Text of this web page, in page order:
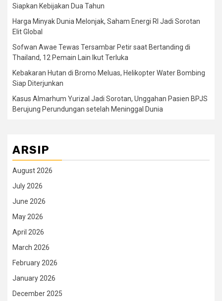
Siapkan Kebijakan Dua Tahun
Harga Minyak Dunia Melonjak, Saham Energi RI Jadi Sorotan
Elit Global
Sofwan Awae Tewas Tersambar Petir saat Bertanding di
Thailand, 12 Pemain Lain Ikut Terluka
Kebakaran Hutan di Bromo Meluas, Helikopter Water Bombing
Siap Diterjunkan
Kasus Almarhum Yurizal Jadi Sorotan, Unggahan Pasien BPJS
Berujung Perundungan setelah Meninggal Dunia
ARSIP
August 2026
July 2026
June 2026
May 2026
April 2026
March 2026
February 2026
January 2026
December 2025